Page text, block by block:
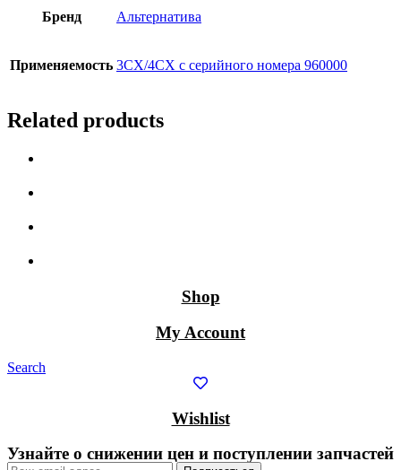
Бренд Альтернатива
Применяемость 3СX/4CX с серийного номера 960000
Related products
Shop
My Account
Search
Wishlist
Узнайте о снижении цен и поступлении запчастей